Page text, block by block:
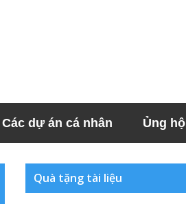
Các dự án cá nhân Ủng hộ
Quà tặng tài liệu